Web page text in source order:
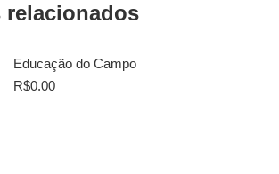
relacionados
Educação do Campo
R$0.00